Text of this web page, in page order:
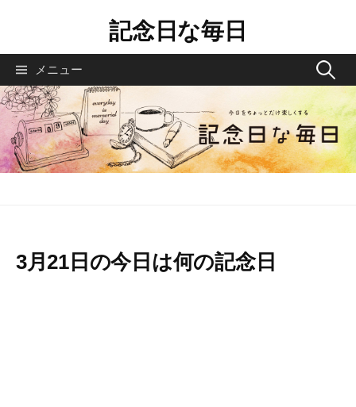
テ
ツ
ス
キ
記念日な毎日
メニュー 検
索
:
3月21日の今日は何の記念日